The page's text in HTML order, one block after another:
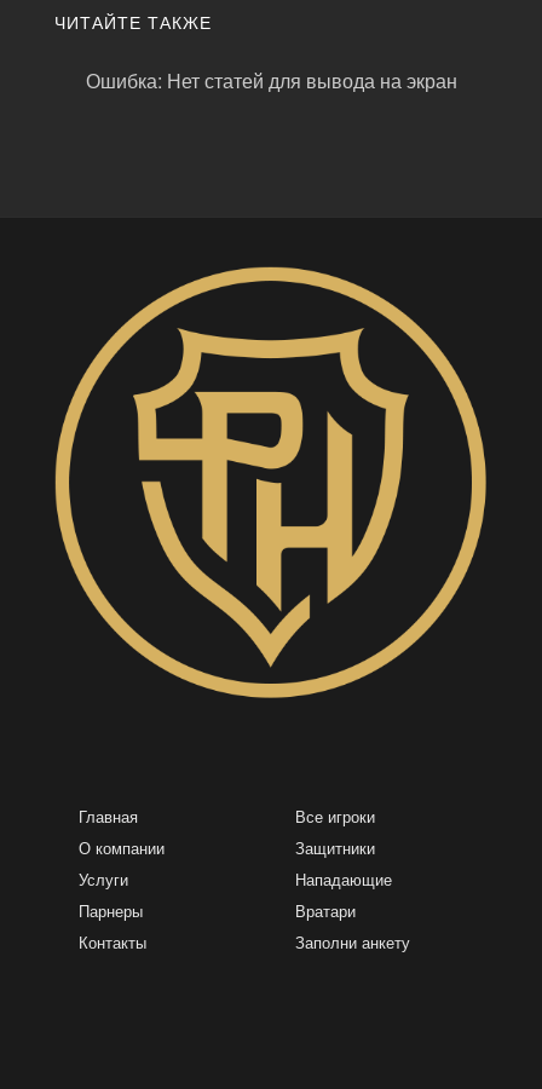
ЧИТАЙТЕ ТАКЖЕ
Ошибка: Нет статей для вывода на экран
Главная
О компании
Услуги
Парнеры
Контакты
Все игроки
Защитники
Нападающие
Вратари
Заполни анкету